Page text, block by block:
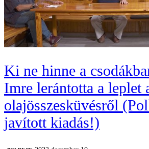
Ki ne hinne a
Imre lerántotta a leplet
olajösszesküvésről
javított kiadás!)